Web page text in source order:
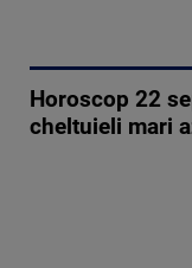
Horoscop 22
cheltuieli mari